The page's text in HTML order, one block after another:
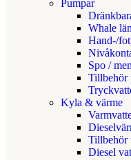
Pumpar
Whale
Hand-/
Spo /
Tillbehör
Kyla & värme
Tillbehör
Diesel